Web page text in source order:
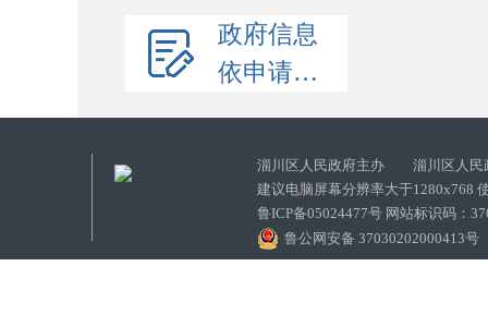
政府信息
依申请公开
淄川区人民政府主办 淄川区人民
建议电脑屏幕分辨率大于1280x768
鲁ICP备05024477号 网站标识码：
鲁公网安备 37030202000413号